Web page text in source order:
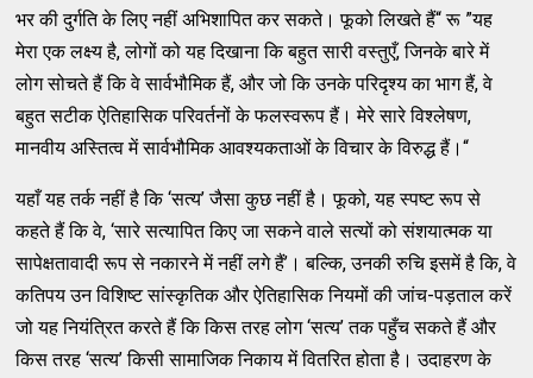
भर की दुर्गति के लिए नहीं अभिशापित कर सकते। फूको लिखते हैं“ रू ”यह
मेरा एक लक्ष्य है, लोगों को यह दिखाना कि बहुत सारी वस्तुएँ, जिनके बारे में
लोग सोचते हैं कि वे सार्वभौमिक हैं, और जो कि उनके परिदृश्य का भाग हैं, वे
बहुत सटीक ऐतिहासिक परिवर्तनों के फलस्वरूप हैं। मेरे सारे विश्लेषण,
मानवीय अस्तित्व में सार्वभौमिक आवश्यकताओं के विचार के विरुद्ध हैं।“
यहाँ यह तर्क नहीं है कि ‘सत्य’ जैसा कुछ नहीं है। फूको, यह स्पष्ट रूप से
कहते हैं कि वे, ‘सारे सत्यापित किए जा सकने वाले सत्यों को संशयात्मक या
सापेक्षतावादी रूप से नकारने में नहीं लगे हैं’। बल्कि, उनकी रुचि इसमें है कि, वे
कतिपय उन विशिष्ट सांस्कृतिक और ऐतिहासिक नियमों की जांच-पड़ताल करें
जो यह नियंत्रित करते हैं कि किस तरह लोग ‘सत्य’ तक पहुँच सकते हैं और
किस तरह ‘सत्य’ किसी सामाजिक निकाय में वितरित होता है। उदाहरण के